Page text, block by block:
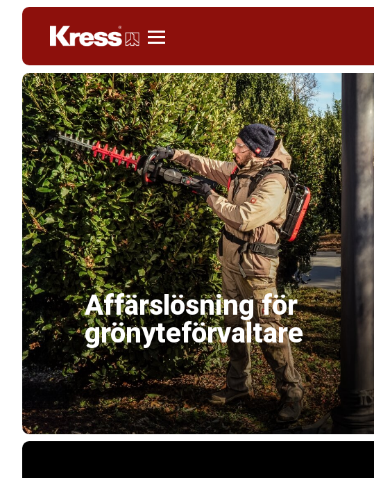
Affärslösning för
grönyteförvaltare